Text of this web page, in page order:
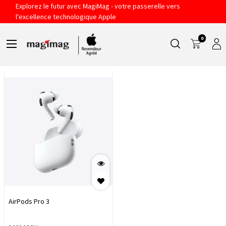
Explorez le futur avec MagiMag - votre passerelle vers
l'excellence technologique Apple
0
AIRPODS PRO 3 USB-C
Filtres Sort By
AirPods Pro 3